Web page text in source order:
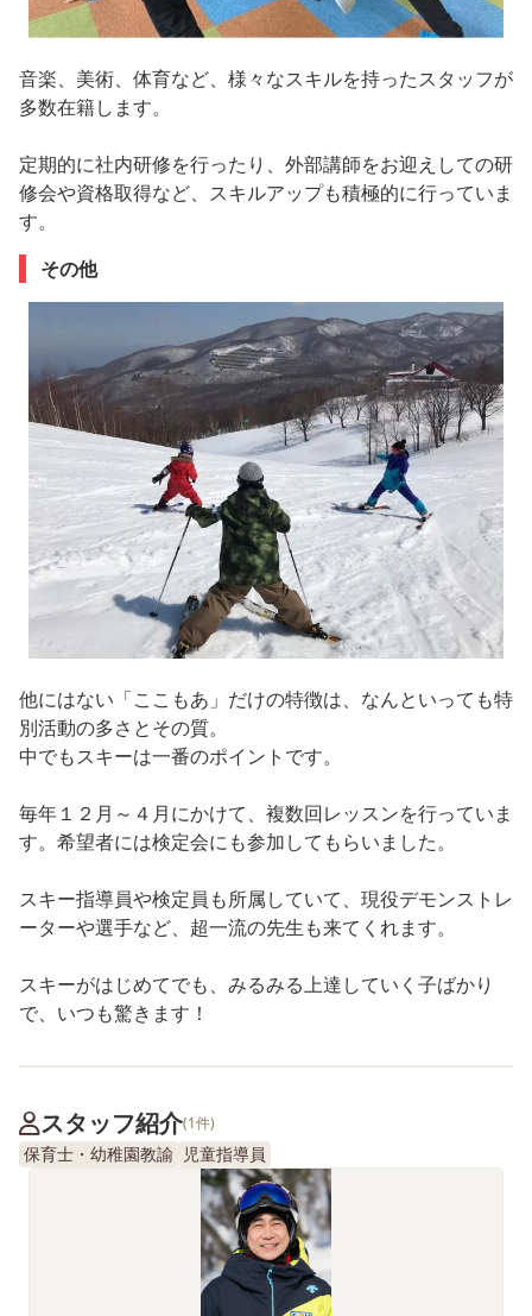
音楽、美術、体育など、様々なスキルを持ったスタッフが
多数在籍します。
定期的に社内研修を行ったり、外部講師をお迎えしての研
修会や資格取得など、スキルアップも積極的に行っていま
す。
その他
他にはない「ここもあ」だけの特徴は、なんといっても特
別活動の多さとその質。
中でもスキーは一番のポイントです。
毎年１２月～４月にかけて、複数回レッスンを行っていま
す。希望者には検定会にも参加してもらいました。
スキー指導員や検定員も所属していて、現役デモンストレ
ーターや選手など、超一流の先生も来てくれます。
スキーがはじめてでも、みるみる上達していく子ばかり
で、いつも驚きます！
スタッフ紹介(1件)
保育士・幼稚園教諭 児童指導員